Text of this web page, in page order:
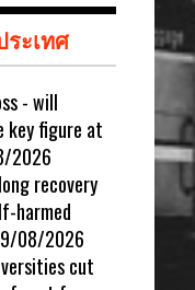
ะเทศ
- will
key figure at
2026
recovery
harmed
08/2026
cut